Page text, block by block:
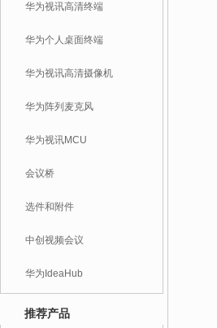
华为视讯高清终端
华为个人桌面终端
华为视讯高清摄像机
华为阵列麦克风
华为视讯MCU
会议桥
选件和附件
中创视频会议
华为IdeaHub
推荐产品